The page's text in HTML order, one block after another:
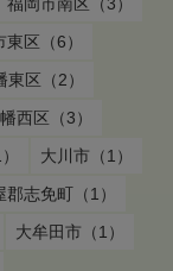
区（6）
区（2）
西区（3）
大川市（1）
郡志免町（1）
大牟田市（1）